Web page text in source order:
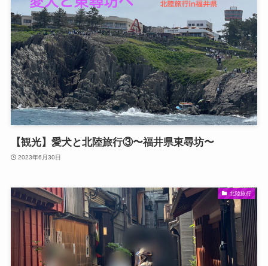
【観光】愛犬と北陸旅行③〜福井県東尋坊〜
2023年6月30日
北陸旅行